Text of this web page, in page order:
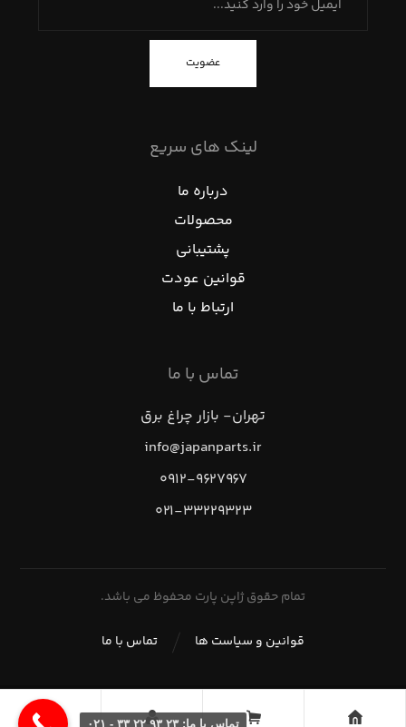
عضویت
لینک های سریع
درباره ما
محصولات
پشتیبانی
قوانین عودت
ارتباط با ما
تماس با ما
تهران- بازار چراغ برق
info@japanparts.ir
۰۹۱۲-۹۶۲۷۹۶۷
۰۲۱-۳۳۲۲۹۳۲۳
تمام حقوق ژاپن پارت محفوظ می باشد.
تماس با ما قوانین و سیاست ها
تماس با ما: ۲۳ ۹۳ ۲۲ ۳۳ - ۰۲۱